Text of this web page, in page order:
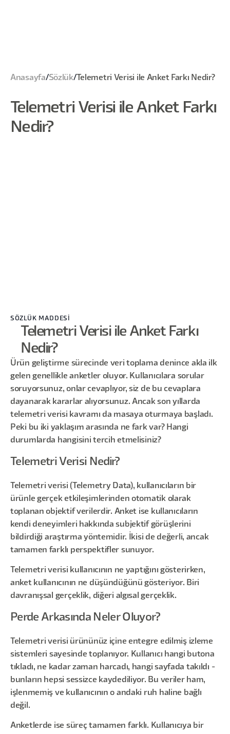
Anasayfa/Sözlük/ Telemetri Verisi ile Anket Farkı Nedir?
Telemetri Verisi ile Anket Farkı
Nedir?
SÖZLÜK MADDESİ
Telemetri Verisi ile Anket Farkı
Nedir?
Ürün geliştirme sürecinde veri toplama denince akla ilk
gelen genellikle anketler oluyor. Kullanıcılara sorular
soruyorsunuz, onlar cevaplıyor, siz de bu cevaplara
dayanarak kararlar alıyorsunuz. Ancak son yıllarda
telemetri verisi kavramı da masaya oturmaya başladı.
Peki bu iki yaklaşım arasında ne fark var? Hangi
durumlarda hangisini tercih etmelisiniz?
Telemetri Verisi Nedir?
Telemetri verisi (Telemetry Data), kullanıcıların bir
ürünle gerçek etkileşimlerinden otomatik olarak
toplanan objektif verilerdir. Anket ise kullanıcıların
kendi deneyimleri hakkında subjektif görüşlerini
bildirdiği araştırma yöntemidir. İkisi de değerli, ancak
tamamen farklı perspektifler sunuyor.
Telemetri verisi kullanıcının ne yaptığını gösterirken,
anket kullanıcının ne düşündüğünü gösteriyor. Biri
davranışsal gerçeklik, diğeri algısal gerçeklik.
Perde Arkasında Neler Oluyor?
Telemetri verisi ürününüz içine entegre edilmiş izleme
sistemleri sayesinde toplanıyor. Kullanıcı hangi butona
tıkladı, ne kadar zaman harcadı, hangi sayfada takıldı -
bunların hepsi sessizce kaydediliyor. Bu veriler ham,
işlenmemiş ve kullanıcının o andaki ruh haline bağlı
değil.
Anketlerde ise süreç tamamen farklı. Kullanıcıya bir